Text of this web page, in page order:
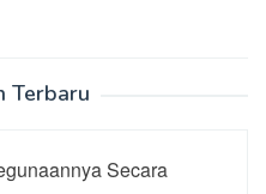
Terbaru
Secara